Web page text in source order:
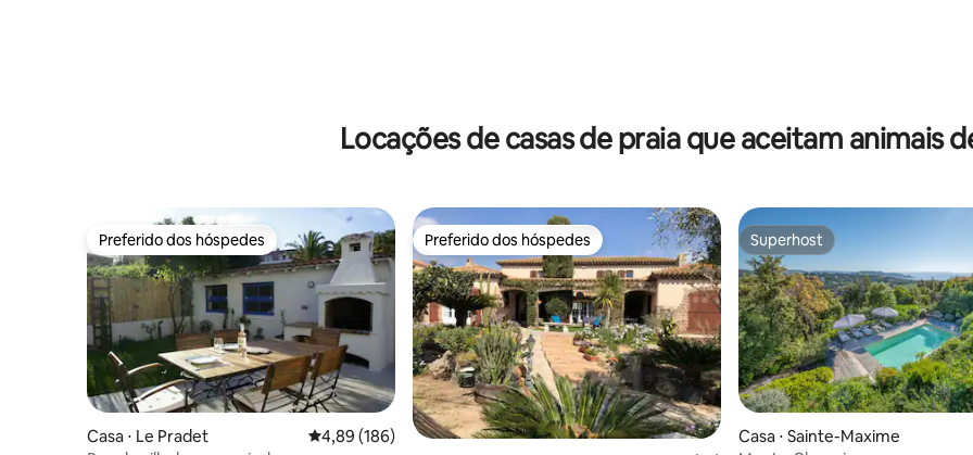
Locações de casas de praia que aceitam animais
Preferido dos hóspedes
Preferido dos hóspedes
Casa ⋅ Le Pradet 4,89 de uma avaliação média de 5, 186 avaliações
4,89 (186)
Preferido dos hóspedes
Preferido dos hóspedes Superhost
Superhost
Casa ⋅ Sainte-Maxime